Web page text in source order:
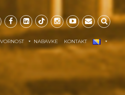
NABAVKE KONTAKT